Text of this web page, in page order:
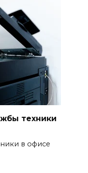
техники
в офисе